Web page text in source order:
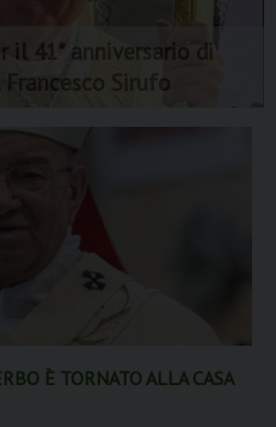
il 41* anniversario di
Francesco Sirufo
È TORNATO ALLA CASA